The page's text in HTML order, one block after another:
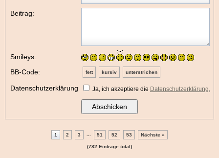
Beitrag:
Smileys:
BB-Code:
fett kursiv unterstrichen
Datenschutzerklärung Ja, ich akzeptiere die Datenschutzerklärung.
1 2 3 51 52 53 Nächste »
(782 Einträge total)